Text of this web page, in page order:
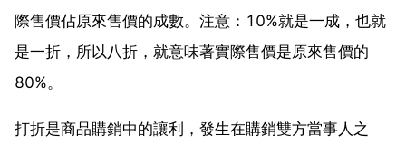
際售價佔原來售價的成數。注意：10%就是一成，也就
是一折，所以八折，就意味著實際售價是原來售價的
80%。
打折是商品購銷中的讓利，發生在購銷雙方當事人之